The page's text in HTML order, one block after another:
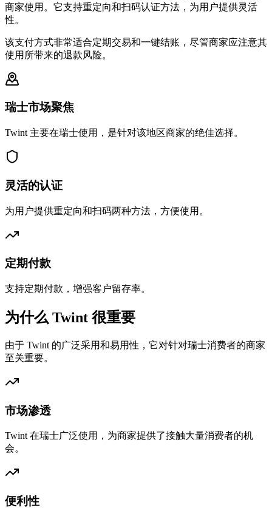
商家使用。它支持重定向和扫码认证方法，为用户提供灵活
性。
该支付方式非常适合定期交易和一键结账，尽管商家应注意其
使用所带来的退款风险。
瑞士市场聚焦
Twint 主要在瑞士使用，是针对该地区商家的绝佳选择。
灵活的认证
为用户提供重定向和扫码两种方法，方便使用。
定期付款
支持定期付款，增强客户留存率。
为什么 Twint 很重要
由于 Twint 的广泛采用和易用性，它对针对瑞士消费者的商家
至关重要。
市场渗透
Twint 在瑞士广泛使用，为商家提供了接触大量消费者的机
会。
便利性